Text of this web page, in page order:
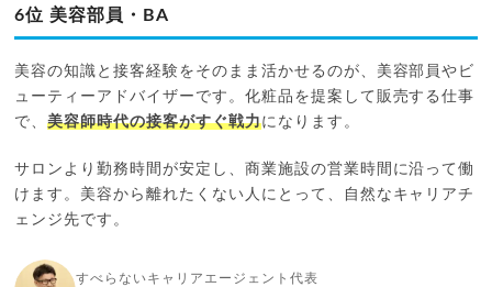
6位 美容部員・BA
美容の知識と接客経験をそのまま活かせるのが、美容部員やビ
ューティーアドバイザーです。化粧品を提案して販売する仕事
で、美容師時代の接客がすぐ戦力になります。
サロンより勤務時間が安定し、商業施設の営業時間に沿って働
けます。美容から離れたくない人にとって、自然なキャリアチ
ェンジ先です。
すべらないキャリアエージェント代表